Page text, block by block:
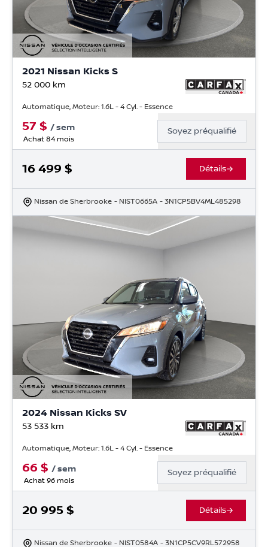
2021 Nissan Kicks S
52 000 km
Automatique, Moteur: 1.6L - 4 Cyl. - Essence
57 $ /sem
Achat 84 mois
Soyez préqualifié
16 499 $ Détails
Nissan de Sherbrooke - NIST0665A - 3N1CP5BV4ML485298
2024 Nissan Kicks SV
53 533 km
Automatique, Moteur: 1.6L - 4 Cyl. - Essence
66 $ /sem
Achat 96 mois
Soyez préqualifié
20 995 $ Détails
Nissan de Sherbrooke - NIST0584A - 3N1CP5CV9RL572958